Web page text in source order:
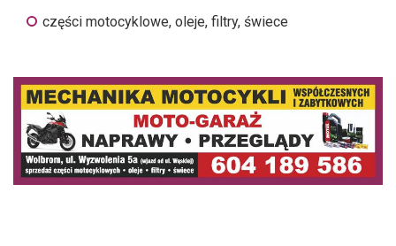
części motocyklowe, oleje, filtry, świece